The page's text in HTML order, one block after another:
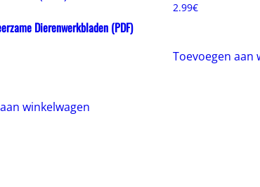
Dierenwerkbladen (PDF)
winkelwagen
2.99€
Toevoegen aan